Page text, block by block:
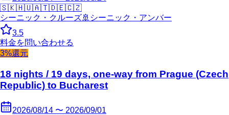
🇸🇰🇭🇺🇦🇹🇩🇪🇨🇿
シーニック・クルーズ🚢 シーニック・アンバー
3.5
料金を問い合わせる
3%還元
18 nights / 19 days, one-way from Prague (Czech
Republic) to Bucharest
2026/08/14 〜 2026/09/01